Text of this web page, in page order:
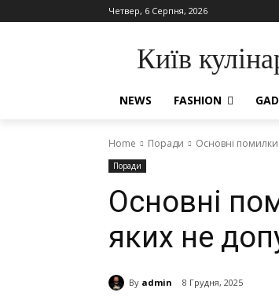
Четвер, 6 Серпня, 2026
Київ
NEWS FASHION
Home Поради Основні помилки
Поради
Основні
яких не
By admin 8 Грудня, 2025